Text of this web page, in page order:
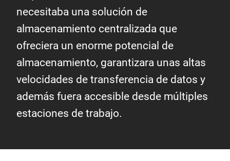
necesitaba una solución de
almacenamiento centralizada que
ofreciera un enorme potencial de
almacenamiento, garantizara unas altas
velocidades de transferencia de datos y
además fuera accesible desde múltiples
estaciones de trabajo.